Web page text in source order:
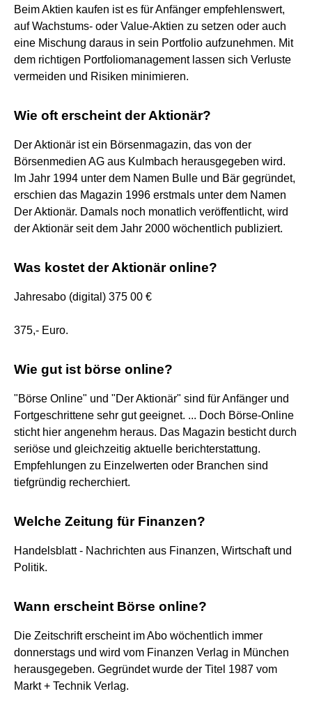
Beim Aktien kaufen ist es für Anfänger empfehlenswert,
auf Wachstums- oder Value-Aktien zu setzen oder auch
eine Mischung daraus in sein Portfolio aufzunehmen. Mit
dem richtigen Portfoliomanagement lassen sich Verluste
vermeiden und Risiken minimieren.
Wie oft erscheint der Aktionär?
Der Aktionär ist ein Börsenmagazin, das von der
Börsenmedien AG aus Kulmbach herausgegeben wird.
Im Jahr 1994 unter dem Namen Bulle und Bär gegründet,
erschien das Magazin 1996 erstmals unter dem Namen
Der Aktionär. Damals noch monatlich veröffentlicht, wird
der Aktionär seit dem Jahr 2000 wöchentlich publiziert.
Was kostet der Aktionär online?
Jahresabo (digital) 375 00 €
375,- Euro.
Wie gut ist börse online?
"Börse Online" und "Der Aktionär" sind für Anfänger und
Fortgeschrittene sehr gut geeignet. ... Doch Börse-Online
sticht hier angenehm heraus. Das Magazin besticht durch
seriöse und gleichzeitig aktuelle berichterstattung.
Empfehlungen zu Einzelwerten oder Branchen sind
tiefgründig recherchiert.
Welche Zeitung für Finanzen?
Handelsblatt - Nachrichten aus Finanzen, Wirtschaft und
Politik.
Wann erscheint Börse online?
Die Zeitschrift erscheint im Abo wöchentlich immer
donnerstags und wird vom Finanzen Verlag in München
herausgegeben. Gegründet wurde der Titel 1987 vom
Markt + Technik Verlag.